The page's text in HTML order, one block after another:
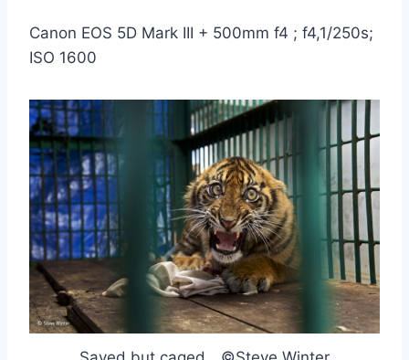
Canon EOS 5D Mark III + 500mm f4 ; f4,1/250s;
ISO 1600